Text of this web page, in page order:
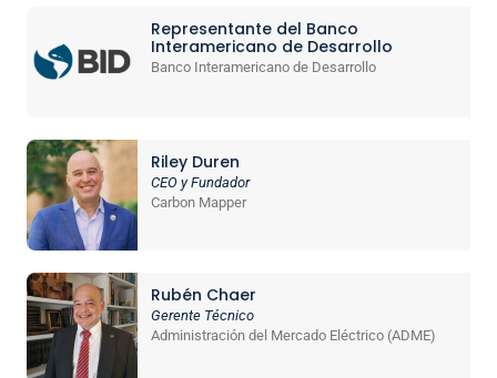
Representante del Banco
Interamericano de Desarrollo
Banco Interamericano de Desarrollo
Riley Duren
CEO y Fundador
Carbon Mapper
Rubén Chaer
Gerente Técnico
Administración del Mercado Eléctrico (ADME)